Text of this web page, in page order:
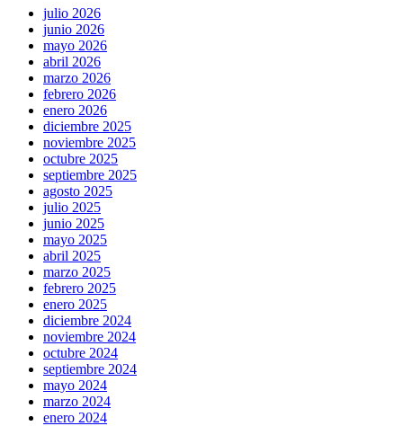
julio 2026
junio 2026
mayo 2026
abril 2026
marzo 2026
febrero 2026
enero 2026
diciembre 2025
noviembre 2025
octubre 2025
septiembre 2025
agosto 2025
julio 2025
junio 2025
mayo 2025
abril 2025
marzo 2025
febrero 2025
enero 2025
diciembre 2024
noviembre 2024
octubre 2024
septiembre 2024
mayo 2024
marzo 2024
enero 2024